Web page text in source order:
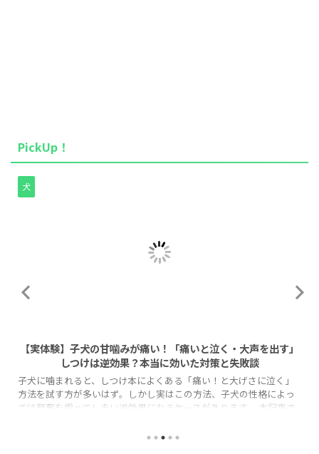
PickUp！
犬
【実体験】子犬の甘噛みが痛い！「痛いと泣く・大声を出す」
しつけは逆効果？本当に効いた対策と失敗談
子犬に噛まれると、しつけ本によくある「痛い！と大げさに泣く」
方法を試す方が多いはず。しかし実はこの方法、子犬の性格によっ
ては興奮を煽ってしまい逆効果になるケースがあります。 本記事で
わりに実践しやすい「タイムアウト法」の正しい手順を、実体験を